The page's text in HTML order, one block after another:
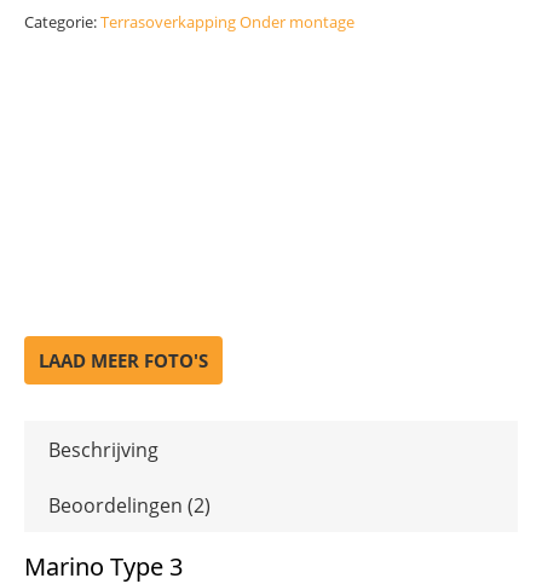
Categorie:Terrasoverkapping Onder montage
LAAD MEER FOTO'S
Beschrijving
Beoordelingen (2)
Marino Type 3